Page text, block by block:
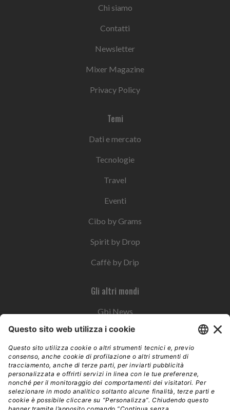
Chi siamo
Contatti
Newsletter
Mixer Magazine
Privacy Policy
Temi
Dati e mercato
Tecnologie
Travel
Eventi
Cibo by Grams
Spirit by Drop
Caffè by Drip
Gli altri mondi
Gbi News
Instoremag
Esplora il gruppo
Edra Edizioni
Edizioni LSWR